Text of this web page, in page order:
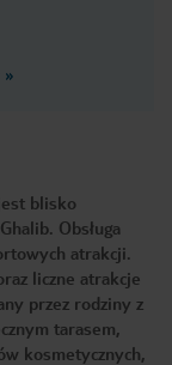
»
blisko
Obsługa
atrakcji.
liczne atrakcje
przez rodziny z
tarasem,
kosmetycznych,